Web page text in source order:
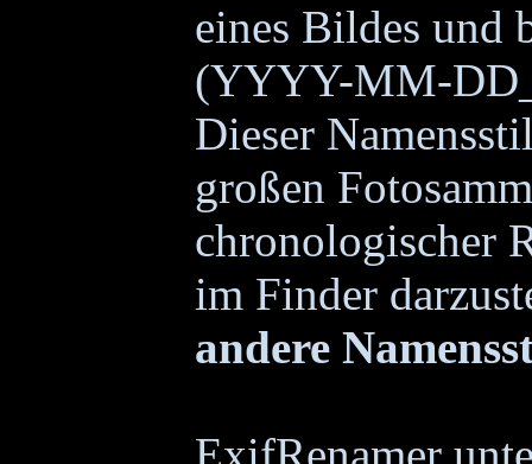
eines Bildes und
(YYYY-MM-
Dieser
großen
chronologischer
im Finder
andere